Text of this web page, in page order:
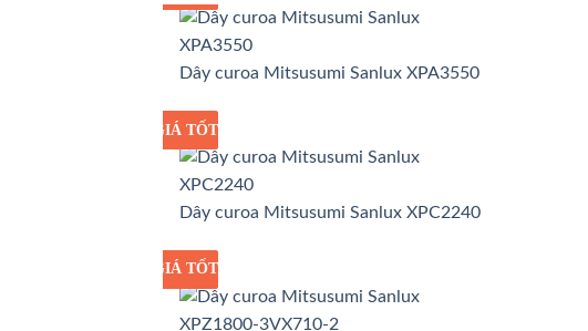
Dây curoa Mitsusumi Sanlux XPA3550
GIÁ SỈ
GIÁ TỐT
Dây curoa Mitsusumi Sanlux XPC2240
GIÁ SỈ
GIÁ TỐT